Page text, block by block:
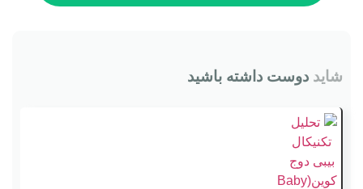
شاید دوست داشته باشید